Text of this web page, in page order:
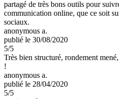
partagé de très bons outils pour
communication online, que ce soit
sociaux.
anonymous a.
publié le 30/08/2020
5/5
Très bien structuré, rondement
!
anonymous a.
publié le 28/04/2020
5/5